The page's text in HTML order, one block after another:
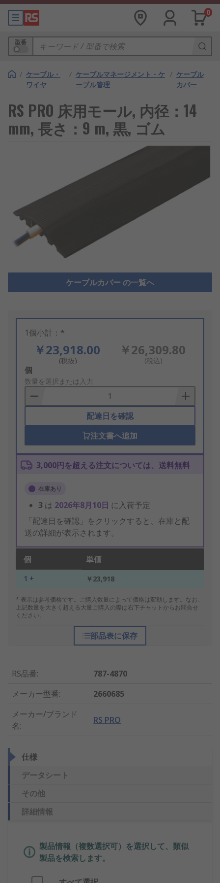
0
型番
/ ケーブル・
ワイヤ
/ ケーブルマネージメント・ケ
ーブル管理
/ ケーブル
カバー
RS PRO 床用モール, 内径：14
mm, 長さ：9 m, 黒, ゴム
ケーブルカバー の一覧へ
1個小計：*
￥23,918.00
(税抜)
￥26,309.80
(税込)
Add
to
Basket
個
数量を選択または入力
配達日を確認
注文書へ追加
3,000円を超える注文については、送料無料
在庫あり
3 は 2026年8月10日 に入荷予定
「配達日を確認」をクリックすると、在庫と配
送の詳細が表示されます。
個 単価
1 + ￥23,918
* 表示は参考価格です。ご購入数量によって価格は変動します。なお、
上記数量を大きく超える大量ご購入の際は右下チャットからお問合せ
ください。
部品表に保存
RS品番:
787-4870
メーカー型番:
2660685
メーカー/ブランド
名:
RS PRO
仕様
データシート
その他
詳細情報
製品情報（複数選択可）を選択して、類似
製品を検索します。